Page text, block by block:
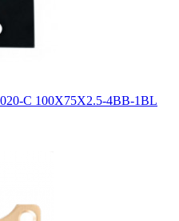
C 100X75X2.5-4BB-1BL